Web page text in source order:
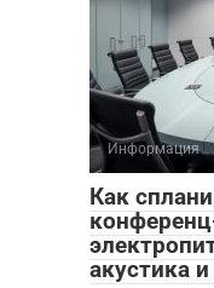
Информация
Как
акустика